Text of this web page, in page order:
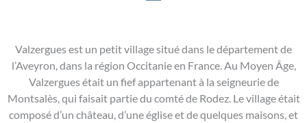
Valzergues est un petit village situé dans le département de
l’Aveyron, dans la région Occitanie en France. Au Moyen Âge,
Valzergues était un fief appartenant à la seigneurie de
Montsalès, qui faisait partie du comté de Rodez. Le village était
composé d’un château, d’une église et de quelques maisons, et